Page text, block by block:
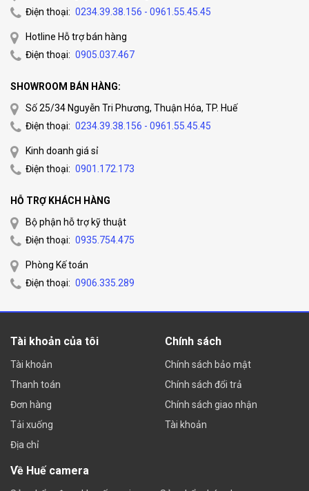
Điện thoại: 0234.39.38.156 - 0961.55.45.45
Hotline Hỗ trợ bán hàng
Điện thoại: 0905.037.467
SHOWROOM BÁN HÀNG:
Số 25/34 Nguyễn Tri Phương, Thuận Hóa, TP. Huế
Điện thoại: 0234.39.38.156 - 0961.55.45.45
Kinh doanh giá sỉ
Điện thoại: 0901.172.173
HỖ TRỢ KHÁCH HÀNG
Bộ phận hỗ trợ kỹ thuật
Điện thoại: 0935.754.475
Phòng Kế toán
Điện thoại: 0906.335.289
Tài khoản của tôi
Tài khoản
Thanh toán
Đơn hàng
Tải xuống
Địa chỉ
Chính sách
Chính sách bảo mật
Chính sách đổi trả
Chính sách giao nhận
Tài khoản
Về Huế camera